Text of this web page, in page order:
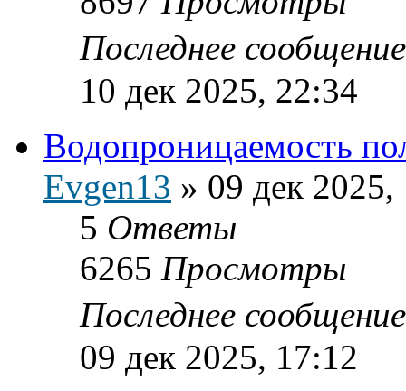
Последнее
10 дек 2025, 22:34
Водопроницаемость
Evgen13 » 09 дек 2025,
5 Ответы
6265 Просмотры
Последнее
09 дек 2025, 17:12